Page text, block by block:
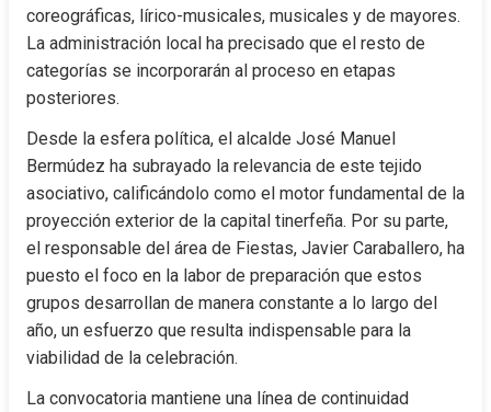
coreográficas, lírico-musicales, musicales y de mayores.
La administración local ha precisado que el resto de
categorías se incorporarán al proceso en etapas
posteriores.
Desde la esfera política, el alcalde José Manuel
Bermúdez ha subrayado la relevancia de este tejido
asociativo, calificándolo como el motor fundamental de la
proyección exterior de la capital tinerfeña. Por su parte,
el responsable del área de Fiestas, Javier Caraballero, ha
puesto el foco en la labor de preparación que estos
grupos desarrollan de manera constante a lo largo del
año, un esfuerzo que resulta indispensable para la
viabilidad de la celebración.
La convocatoria mantiene una línea de continuidad